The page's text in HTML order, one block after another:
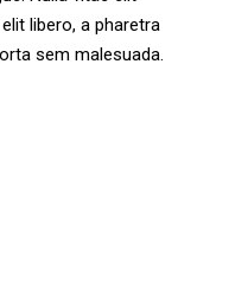
libero, a pharetra
sem malesuada.